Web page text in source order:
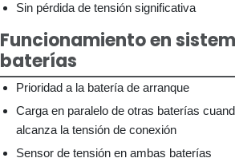
Sin pérdida de tensión significativa
Funcionamiento en
baterías
Prioridad a la batería de arranque
Carga en paralelo de otras baterías
alcanza la tensión de conexión
Sensor de tensión en ambas baterías